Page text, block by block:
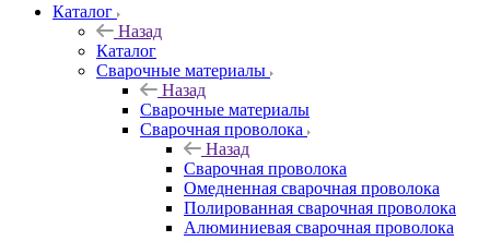
Каталог
Назад
Каталог
Сварочные материалы
Назад
Сварочные материалы
Сварочная проволока
Назад
Сварочная проволока
Омедненная сварочная проволока
Полированная сварочная проволока
Алюминиевая сварочная проволока